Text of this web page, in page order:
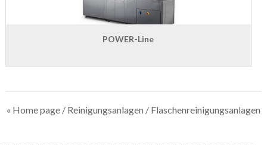
POWER-Line
« Home page / Reinigungsanlagen / Flaschenreinigungsanlagen